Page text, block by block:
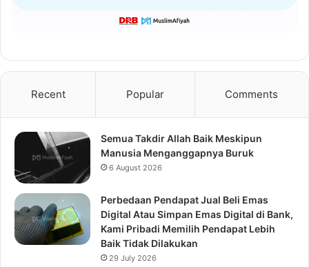
Recent Popular Comments
Semua Takdir Allah Baik Meskipun
Manusia Menganggapnya Buruk
6 August 2026
Perbedaan Pendapat Jual Beli Emas
Digital Atau Simpan Emas Digital di Bank,
Kami Pribadi Memilih Pendapat Lebih
Baik Tidak Dilakukan
29 July 2026